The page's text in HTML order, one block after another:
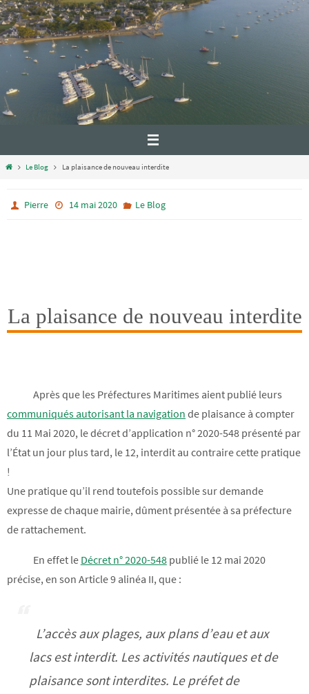
Le Blog La plaisance de nouveau interdite
Pierre 14 mai 2020 Le Blog
La plaisance de nouveau interdite
Après que les Préfectures Maritimes aient publié leurs
communiqués autorisant la navigation de plaisance à compter
du 11 Mai 2020, le décret d’application n° 2020-548 présenté par
l’État un jour plus tard, le 12, interdit au contraire cette pratique
!
Une pratique qu’il rend toutefois possible sur demande
expresse de chaque mairie, dûment présentée à sa préfecture
de rattachement.
En effet le Décret n° 2020-548publié le 12 mai 2020
précise, en son Article 9 alinéa II, que :
L’accès aux plages, aux plans d’eau et aux
lacs est interdit. Les activités nautiques et de
plaisance sont interdites. Le préfet de